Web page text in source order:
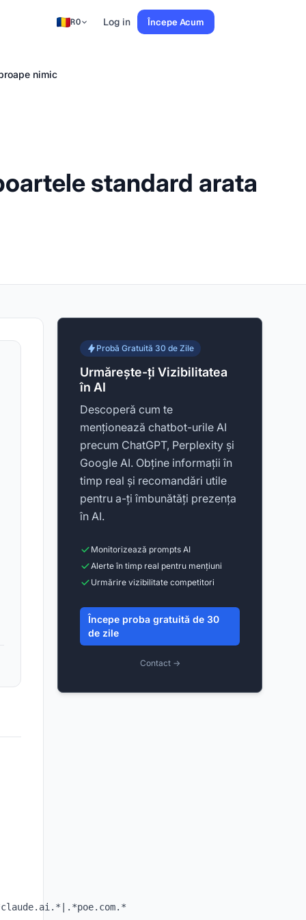
RO Log in Începe Acum
nimic
standard arata
Probă Gratuită 30 de Zile
Urmărește-ți Vizibilitatea
în AI
Descoperă cum te
menționează chatbot-urile AI
precum ChatGPT, Perplexity și
Google AI. Obține informații în
timp real și recomandări utile
pentru a-ți îmbunătăți prezența
în AI.
Monitorizează prompts AI
Alerte în timp real pentru mențiuni
Urmărire vizibilitate competitori
Începe proba gratuită de 30
de zile
Contact →